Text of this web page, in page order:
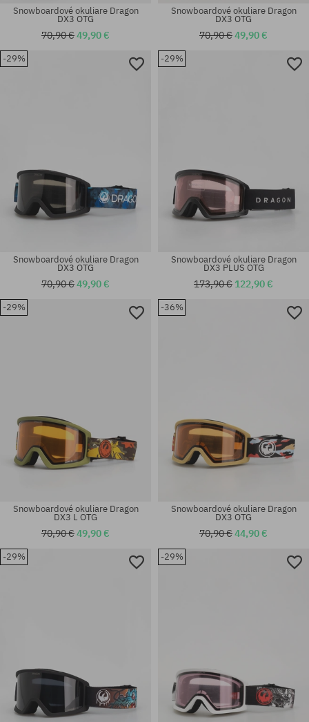
Snowboardové okuliare Dragon
DX3 OTG
70,90 €49,90 €
Snowboardové okuliare Dragon
DX3 OTG
70,90 €49,90 €
-29%
Snowboardové okuliare Dragon
DX3 OTG
70,90 €49,90 €
-29%
Snowboardové okuliare Dragon
DX3 PLUS OTG
173,90 € 122,90 €
-29%
Snowboardové okuliare Dragon
DX3 L OTG
70,90 €49,90 €
-36%
Snowboardové okuliare Dragon
DX3 OTG
70,90 €44,90 €
-29% -29%